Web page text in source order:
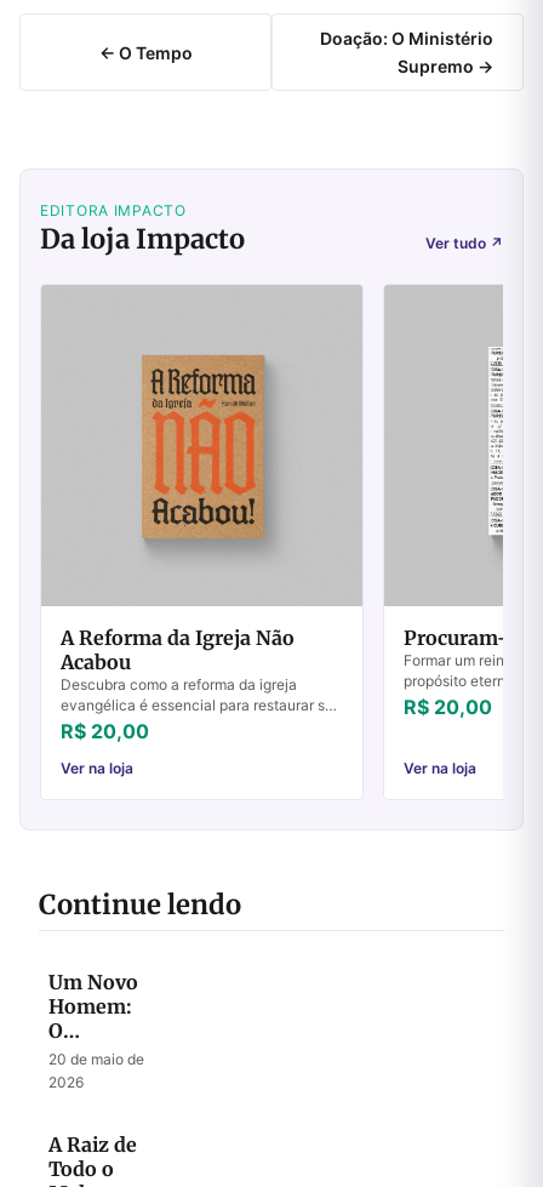
← O Tempo
Doação: O Ministério
Supremo →
EDITORA IMPACTO
Da loja Impacto Ver tudo ↗
A Reforma da Igreja Não
Acabou
Descubra como a reforma da igreja
evangélica é essencial para restaurar sua
autoridade original. Transforme sua fé
hoje!
R$ 20,00
Ver na loja
Procuram-se
Formar um reino de
propósito eterno
sobre tão alto
agora? Reinar
R$ 20,00
Ver na loja
Continue lendo
Um Novo
Homem:
O
Mistério
do
20 de maio de
2026
A Raiz de
Todo o